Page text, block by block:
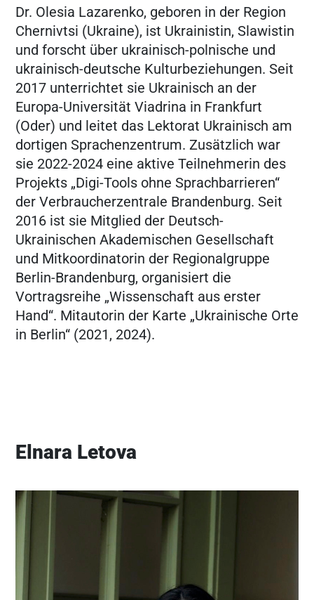
Dr. Olesia Lazarenko, geboren in der Region
Chernivtsi (Ukraine), ist Ukrainistin, Slawistin
und forscht über ukrainisch-polnische und
ukrainisch-deutsche Kulturbeziehungen. Seit
2017 unterrichtet sie Ukrainisch an der
Europa-Universität Viadrina in Frankfurt
(Oder) und leitet das Lektorat Ukrainisch am
dortigen Sprachenzentrum. Zusätzlich war
sie 2022-2024 eine aktive Teilnehmerin des
Projekts „Digi-Tools ohne Sprachbarrieren“
der Verbraucherzentrale Brandenburg. Seit
2016 ist sie Mitglied der Deutsch-
Ukrainischen Akademischen Gesellschaft
und Mitkoordinatorin der Regionalgruppe
Berlin-Brandenburg, organisiert die
Vortragsreihe „Wissenschaft aus erster
Hand“. Mitautorin der Karte „Ukrainische Orte
in Berlin“ (2021, 2024).
Elnara Letova